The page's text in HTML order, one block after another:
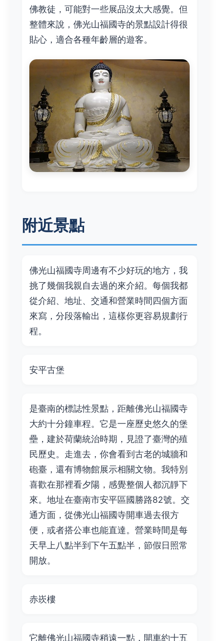
佛教徒，可能對一些展品沒太大感覺。但
整體來說，佛光山福國寺的景點設計得很
貼心，適合各種年齡層的遊客。
附近景點
佛光山福國寺周邊有不少好玩的地方，我
挑了幾個我親自去過的來介紹。每個我都
從介紹、地址、交通和營業時間四個方面
來寫，分段落輸出，這樣你更容易規劃行
程。
安平古堡
是臺南的標誌性景點，距離佛光山福國寺
大約十分鐘車程。它是一座歷史悠久的堡
壘，建於荷蘭統治時期，見證了臺灣的殖
民歷史。走進去，你會看到古老的城牆和
砲臺，還有博物館展示相關文物。我特別
喜歡在那裡看夕陽，感覺整個人都沉靜下
來。地址在臺南市安平區國勝路82號。交
通方面，從佛光山福國寺開車過去很方
便，或者搭公車也能直達。營業時間是每
天早上八點半到下午五點半，節假日照常
開放。
赤崁樓
它離佛光山福國寺稍遠一點，開車約十五